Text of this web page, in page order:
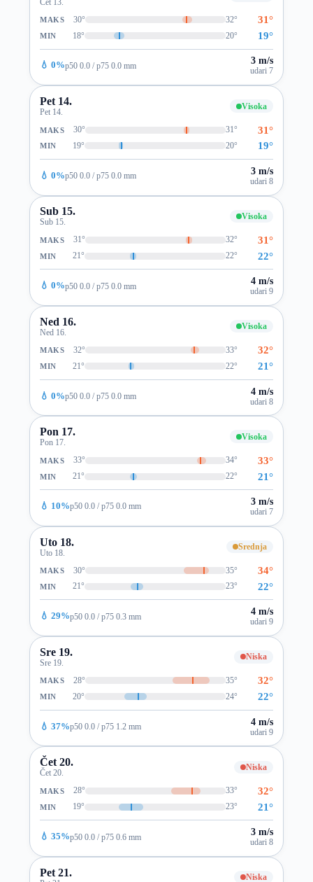
MAKS 30° 32° 31°
MIN 18° 20° 19°
💧 0%p50 0.0 / p75 0.0 mm 3 m/s
udari 7
Pet 14.
Pet 14.
Visoka
MAKS 30° 31° 31°
MIN 19° 20° 19°
💧 0%p50 0.0 / p75 0.0 mm 3 m/s
udari 8
Sub 15.
Sub 15.
Visoka
MAKS 31° 32° 31°
MIN 21° 22° 22°
💧 0%p50 0.0 / p75 0.0 mm 4 m/s
udari 9
Ned 16.
Ned 16.
Visoka
MAKS 32° 33° 32°
MIN 21° 22° 21°
💧 0%p50 0.0 / p75 0.0 mm 4 m/s
udari 8
Pon 17.
Pon 17.
Visoka
MAKS 33° 34° 33°
MIN 21° 22° 21°
💧 10%p50 0.0 / p75 0.0 mm 3 m/s
udari 7
Uto 18.
Uto 18.
Srednja
MAKS 30° 35° 34°
MIN 21° 23° 22°
💧 29%p50 0.0 / p75 0.3 mm 4 m/s
udari 9
Sre 19.
Sre 19.
Niska
MAKS 28° 35° 32°
MIN 20° 24° 22°
💧 37%p50 0.0 / p75 1.2 mm 4 m/s
udari 9
Čet 20.
Čet 20.
Niska
MAKS 28° 33° 32°
MIN 19° 23° 21°
💧 35%p50 0.0 / p75 0.6 mm 3 m/s
udari 8
Pet 21. Niska